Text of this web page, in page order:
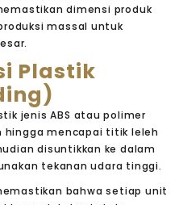
dimensi produk
massal untuk
Plastik
jenis ABS atau polimer
mencapai titik leleh
disuntikkan ke dalam
tekanan udara tinggi.
bahwa setiap unit